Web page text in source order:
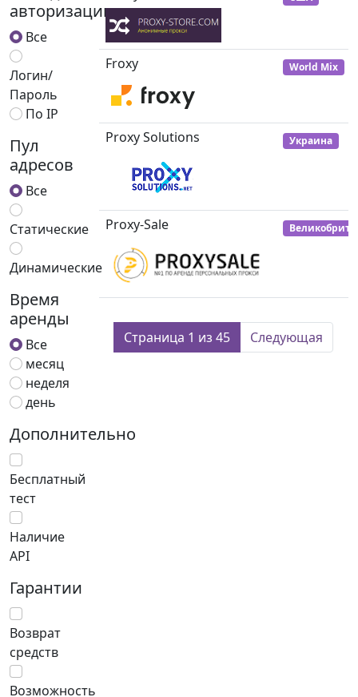
авторизации
Все
Логин/
Пароль
По IP
Пул
адресов
Все
Статические
Динамические
Время
аренды
Все
месяц
неделя
день
Дополнительно
Бесплатный
тест
Наличие
API
Гарантии
Возврат
средств
Возможность
Froxy World Mix
Proxy Solutions Украина
Proxy-Sale
Страница 1 из 45 Следующая